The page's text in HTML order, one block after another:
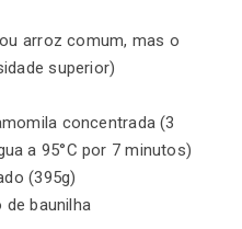
arroz comum, mas o
superior)
concentrada (3
a 95°C por 7 minutos)
(395g)
de baunilha